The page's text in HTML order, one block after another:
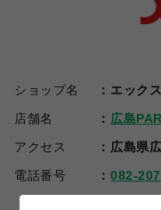
ショップ名
エック
店舗名
広島
アクセス
広島県
電話番号
082-